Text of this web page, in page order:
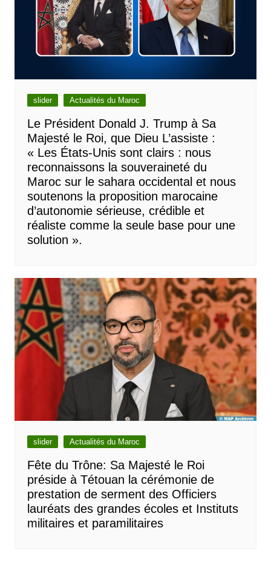
slider Actualités du Maroc
Le Président Donald J. Trump à Sa
Majesté le Roi, que Dieu L’assiste :
« Les États-Unis sont clairs : nous
reconnaissons la souveraineté du
Maroc sur le sahara occidental et nous
soutenons la proposition marocaine
d’autonomie sérieuse, crédible et
réaliste comme la seule base pour une
solution ».
slider Actualités du Maroc
Fête du Trône: Sa Majesté le Roi
préside à Tétouan la cérémonie de
prestation de serment des Officiers
lauréats des grandes écoles et Instituts
militaires et paramilitaires